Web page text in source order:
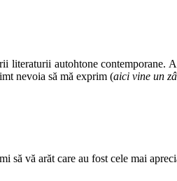
literaturii autohtone contemporane.
nevoia să mă exprim (aici vine un
să vă arăt care au fost cele mai